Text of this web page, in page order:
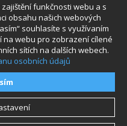
funkčnosti webu a s
obsahu našich webových
souhlasíte s využívaním
webu pro zobrazení cílené
sítích na dalších webech.
osobních údajů